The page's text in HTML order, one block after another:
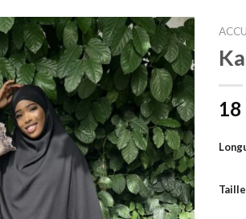
Ajouter
à la liste
de
souhaits
18
Taille